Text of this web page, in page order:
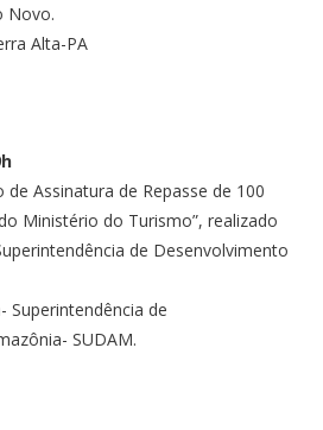
Novo.
Alta-PA
de Assinatura de Repasse de 100
Ministério do Turismo”, realizado
de Desenvolvimento
Superintendência de
SUDAM.